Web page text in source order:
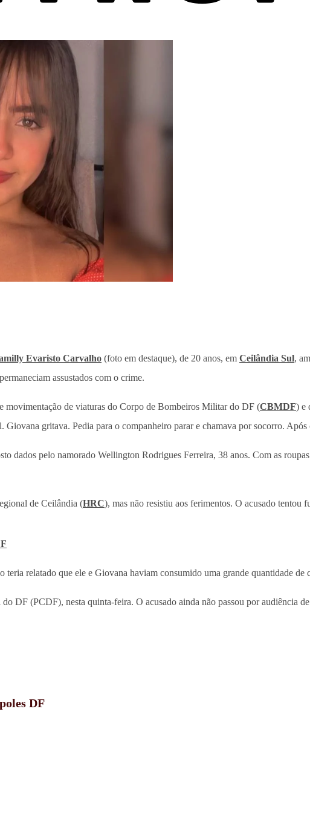
Evaristo Carvalho (foto em destaque), de 20 anos, em Ceilândia Sul,
assustados com o crime.
movimentação de viaturas do Corpo de Bombeiros Militar do DF (CBMDF) e
gritava. Pedia para o companheiro parar e chamava por socorro.
dados pelo namorado Wellington Rodrigues Ferreira, 38 anos. Com as
de Ceilândia (HRC), mas não resistiu aos ferimentos. O acusado
teria relatado que ele e Giovana haviam consumido uma grande quantidade de
DF (PCDF), nesta quinta-feira. O acusado ainda não passou por audiência
DF